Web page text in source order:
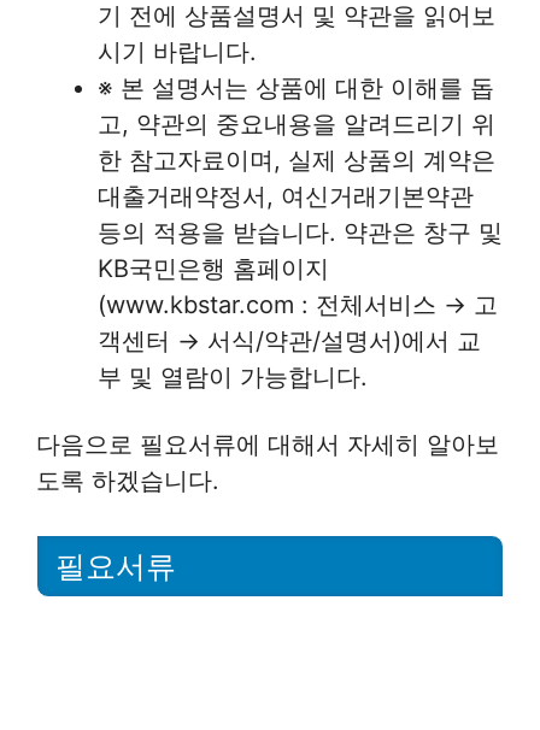
기 전에 상품설명서 및 약관을 읽어보
시기 바랍니다.
※ 본 설명서는 상품에 대한 이해를 돕
고, 약관의 중요내용을 알려드리기 위
한 참고자료이며, 실제 상품의 계약은
대출거래약정서, 여신거래기본약관
등의 적용을 받습니다. 약관은 창구 및
KB국민은행 홈페이지
(www.kbstar.com : 전체서비스 → 고
객센터 → 서식/약관/설명서)에서 교
부 및 열람이 가능합니다.
다음으로 필요서류에 대해서 자세히 알아보
도록 하겠습니다.
필요서류